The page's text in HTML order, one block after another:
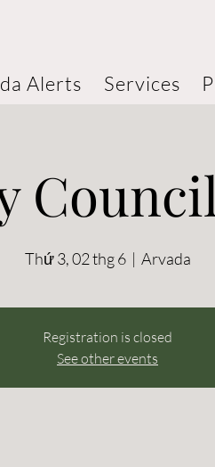
Alerts Services
Thứ 3, 02 thg 6
  |
Arvada
Registration is closed
See other events